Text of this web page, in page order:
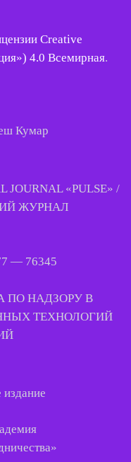
Creative
4.0 Всемирная.
Кумар
JOURNAL «PULSE» /
ЖУРНАЛ
— 76345
ПО НАДЗОРУ В
ТЕХНОЛОГИЙ
»